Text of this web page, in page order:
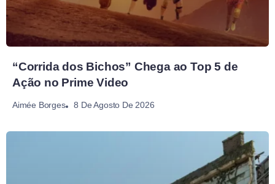
“Corrida dos Bichos” Chega ao Top 5 de
Ação no Prime Video
Aimée Borges 8 De Agosto De 2026